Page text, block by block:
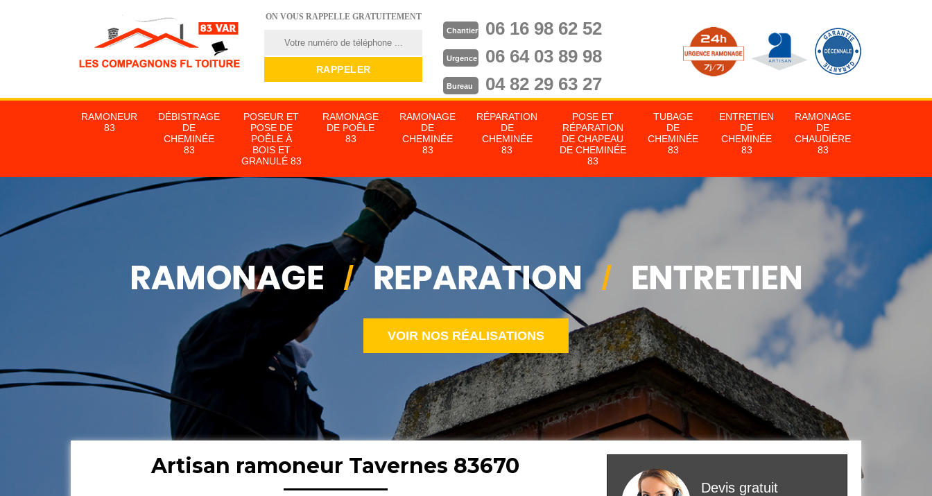
ON VOUS RAPPELLE GRATUITEMENT
Chantier 06 16 98 62 52
Urgence 06 64 03 89 98
Bureau 04 82 29 63 27
RAMONEUR
83
DÉBISTRAGE
DE
CHEMINÉE
83
POSEUR ET
POSE DE
POÊLE À
BOIS ET
GRANULÉ 83
RAMONAGE
DE POÊLE
83
RAMONAGE
DE
CHEMINÉE
83
RÉPARATION
DE
CHEMINÉE
83
POSE ET
RÉPARATION
DE CHAPEAU
DE CHEMINÉE
83
TUBAGE
DE
CHEMINÉE
83
ENTRETIEN
DE
CHEMINÉE
83
RAMONAGE
DE
CHAUDIÈRE
83
VOIR NOS RÉALISATIONS
Artisan ramoneur Tavernes 83670
Devis gratuit